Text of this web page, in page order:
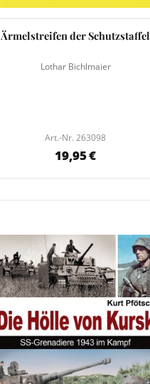
Ärmelstreifen der Schutzstaffel
Lothar Bichlmaier
Art.-Nr. 263098
19,95 €